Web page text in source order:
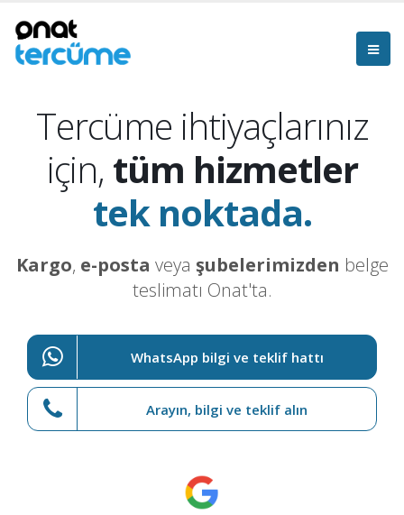
Tercüme ihtiyaçlarınız
için, tüm hizmetler
tek noktada.
Kargo, e-posta veya şubelerimizden belge
teslimatı Onat'ta.
WhatsApp bilgi ve teklif hattı
Arayın, bilgi ve teklif alın